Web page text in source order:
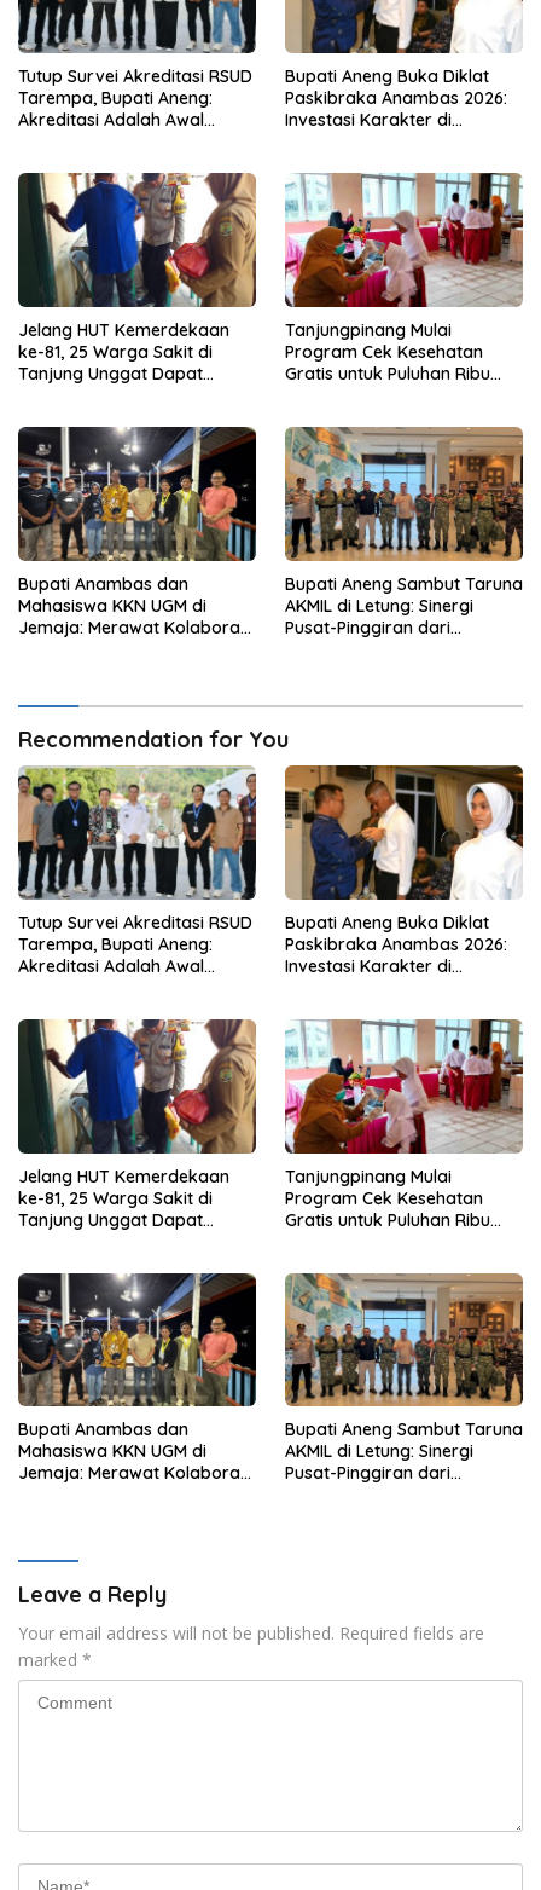
Tutup Survei Akreditasi RSUD
Tarempa, Bupati Aneng:
Akreditasi Adalah Awal
Bupati Aneng Buka Diklat
Paskibraka Anambas 2026:
Investasi Karakter di
Jelang HUT Kemerdekaan
ke-81, 25 Warga Sakit di
Tanjung Unggat Dapat
Tanjungpinang Mulai
Program Cek Kesehatan
Gratis untuk Puluhan Ribu
Bupati Anambas dan
Mahasiswa KKN UGM di
Jemaja: Merawat Kolaborasi
Bupati Aneng Sambut Taruna
AKMIL di Letung: Sinergi
Pusat-Pinggiran dari
Recommendation for You
Tutup Survei Akreditasi RSUD
Tarempa, Bupati Aneng:
Akreditasi Adalah Awal
Bupati Aneng Buka Diklat
Paskibraka Anambas 2026:
Investasi Karakter di
Jelang HUT Kemerdekaan
ke-81, 25 Warga Sakit di
Tanjung Unggat Dapat
Tanjungpinang Mulai
Program Cek Kesehatan
Gratis untuk Puluhan Ribu
Bupati Anambas dan
Mahasiswa KKN UGM di
Jemaja: Merawat Kolaborasi
Bupati Aneng Sambut Taruna
AKMIL di Letung: Sinergi
Pusat-Pinggiran dari
Leave a Reply
Your email address will not be published. Required fields are
marked *